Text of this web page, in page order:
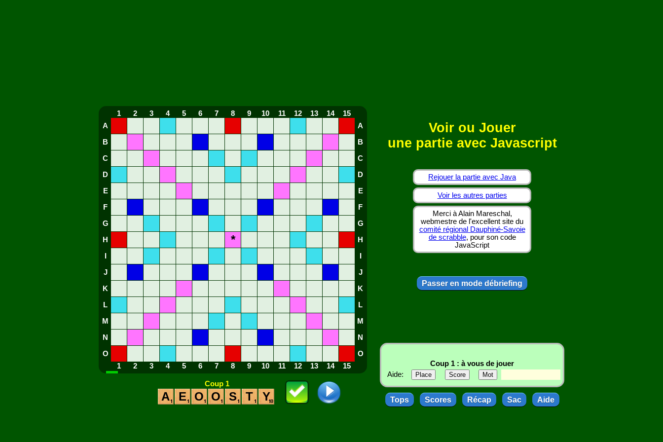
1 2 3 4 5 6 7 8 9 10 11 12 13 14
15
A
A
B B
C C
D D
E E
F F
G G
H * H
J J
K K
L L
M M
N N
O
O
1
2 3 4 5 6 7 8 9 10 11 12 13 14 15
Coup 1
A E O O S T Y
Voir ou Jouer
une partie avec Javascript
Rejouer la partie avec Java
Voir les autres parties
Merci à Alain Mareschal,
webmestre de l'excellent site du
comité régional Dauphiné-Savoie
de scrabble, pour son code
JavaScript
Passer en mode débriefing
Coup 1 : à vous de jouer
Aide:
Tops Scores Récap Sac Aide